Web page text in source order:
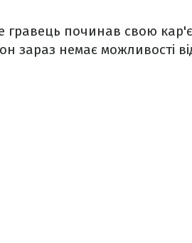
гравець починав свою
зараз немає можливості